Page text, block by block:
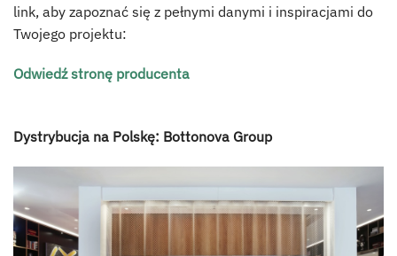
link, aby zapoznać się z pełnymi danymi i inspiracjami do
Twojego projektu:
Odwiedź stronę producenta
Dystrybucja na Polskę: Bottonova Group